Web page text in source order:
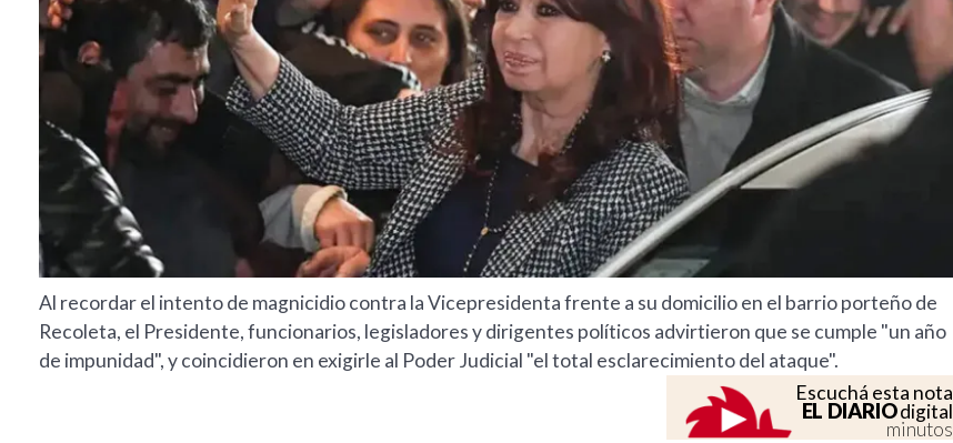
Al recordar el intento de magnicidio contra la Vicepresidenta frente a su domicilio en el barrio porteño de
Recoleta, el Presidente, funcionarios, legisladores y dirigentes políticos advirtieron que se cumple "un año
de impunidad", y coincidieron en exigirle al Poder Judicial "el total esclarecimiento del ataque".
Escuchá esta nota
EL DIARIOdigital
minutos